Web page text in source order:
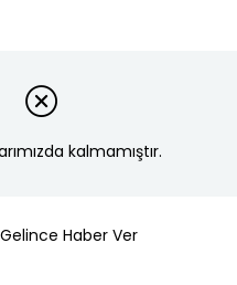
kalmamıştır.
Gelince Haber Ver